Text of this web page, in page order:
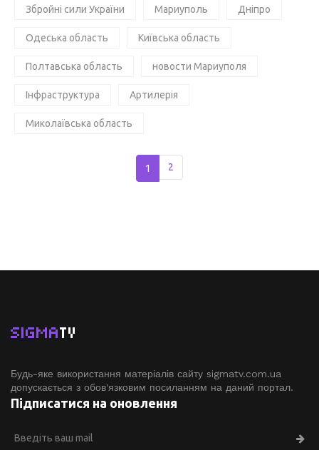
Збройні сили України Мариуполь Дніпро
Одеська область Київська область
Полтавська область новости Мариуполя
Інфраструктура Артилерія
Миколаївська область
1 2
SIGMATV
Будь-яке використання матеріалів сайту sigmatv.com.ua
допускається з обов'язковим посиланням на даний портал.
Підписатися на оновлення